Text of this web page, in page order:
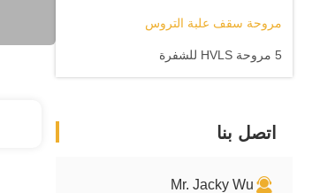
مروحة سقف علبة التروس
5 مروحة HVLS للشفرة
اتصل بنا
Mr. Jacky Wu